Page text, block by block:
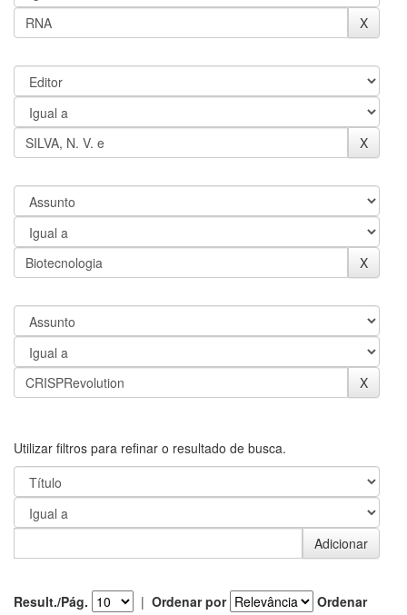
Utilizar filtros para refinar o resultado de busca.
Result./Pág. | Ordenar por
Ordenar